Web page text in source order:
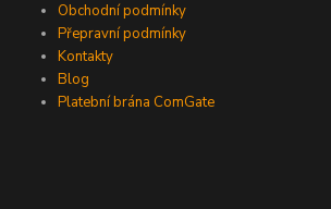
Obchodní podmínky
Přepravní podmínky
Kontakty
Blog
Platební brána ComGate